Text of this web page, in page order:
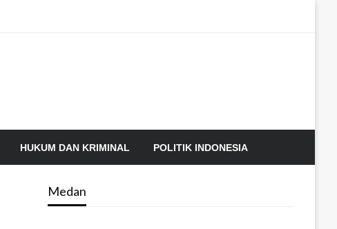
HUKUM DAN KRIMINAL POLITIK INDONESIA
Medan